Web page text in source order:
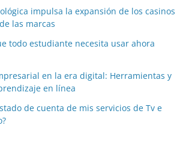
impulsa la expansión de los casinos
las marcas
todo estudiante necesita usar ahora
en la era digital: Herramientas y
en línea
de cuenta de mis servicios de Tv e